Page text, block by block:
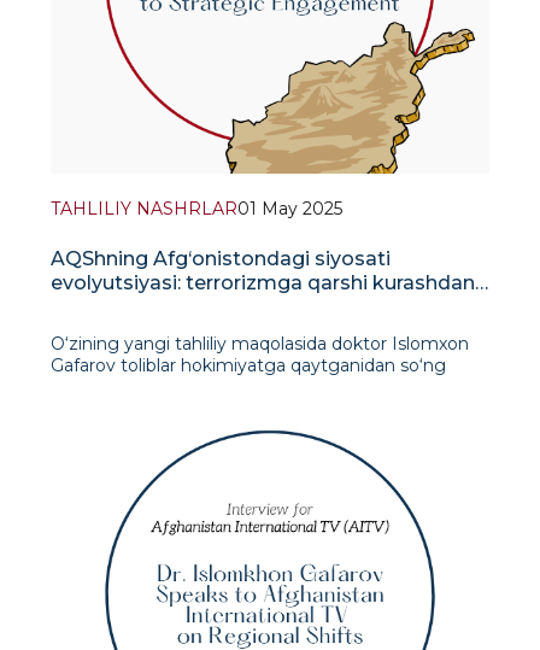
TAHLILIY NASHRLAR01 May 2025
AQShning Afg‘onistondagi siyosati
evolyutsiyasi: terrorizmga qarshi kurashdan
O‘zining yangi tahliliy maqolasida doktor Islomxon
Gafarov toliblar hokimiyatga qaytganidan so‘ng
beradi. U Amerika siyosatining to‘rtta asosiy
bosqichini ajratib ko&l